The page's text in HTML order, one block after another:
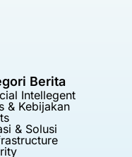
Berita
Intellegent
& Kebijakan
& Solusi